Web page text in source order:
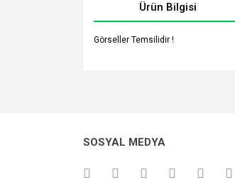
Ürün Bilgisi
Görseller Temsilidir !
Ürün açıklamasında eksik
SOSYAL MEDYA